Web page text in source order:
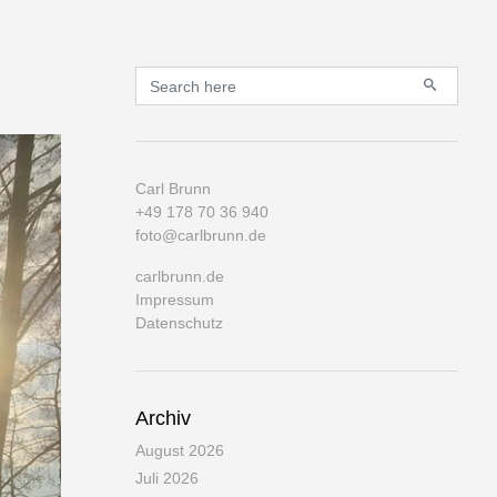
Primary
Search for:
Carl Brunn
+49 178 70 36 940
foto@carlbrunn.de
carlbrunn.de
Impressum
Datenschutz
Archiv
August 2026
Juli 2026